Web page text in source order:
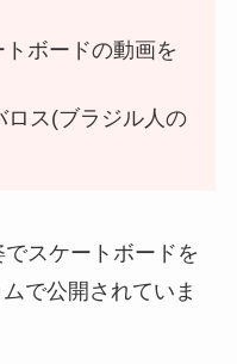
ボードの動画を
ロス(ブラジル人の
スケートボードを
で公開されていま